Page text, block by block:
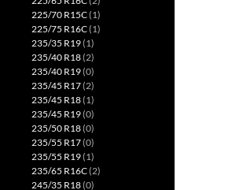
225/70 R15C(1)
225/75 R16C(1)
235/35 R19(1)
235/40 R18(2)
235/40 R19(0)
235/45 R17(2)
235/45 R18(1)
235/45 R19(0)
235/50 R18(0)
235/55 R17(0)
235/55 R19(1)
235/65 R16C(2)
245/35 R18(0)